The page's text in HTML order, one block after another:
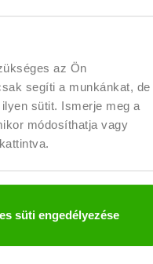
az Ön
segíti a munkánkat, de
sütit. Ismerje meg a
módosíthatja vagy
süti engedélyezése